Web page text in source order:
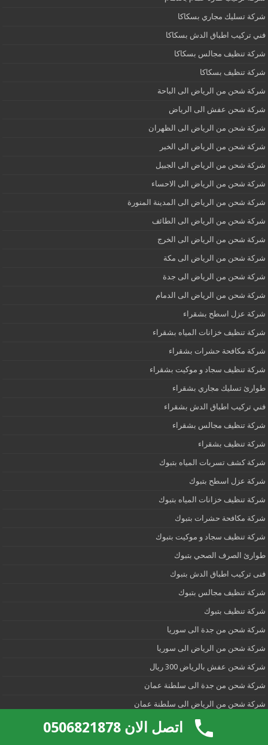
شركة تسليك مجاري بسكاكا
فني تركيب اطباق الدش بسكاكا
شركة تنظيف مجالس بسكاكا
شركة تنظيف بسكاكا
شركة شحن من الرياض الى الباحة
شركة شحن عفش الى الرياض
شركة شحن من الرياض الى الظهران
شركة شحن من الرياض الى الخبر
شركة شحن من الرياض الى الجبيل
شركة شحن من الرياض الى الاحساء
شركة شحن من الرياض الى المدينة المنورة
شركة شحن من الرياض الى الطائف
شركة شحن من الرياض الى الخرج
شركة شحن من الرياض الى مكة
شركة شحن من الرياض الى جدة
شركة شحن من الرياض الى الدمام
شركة عزل اسطح بشقراء
شركة تنظيف خزانات المياه بشقراء
شركة مكافحة حشرات بشقراء
شركة تنظيف سجاد و موكيت بشقراء
طوارئ تسليك مجاري بشقراء
فني تركيب اطباق الدش بشقراء
شركة تنظيف مجالس بشقراء
شركة تنظيف بشقراء
شركة كشف تسربات المياه بتبوك
شركة عزل اسطح بتبوك
شركة تنظيف خزانات المياه بتبوك
شركة مكافحة حشرات بتبوك
شركة تنظيف سجاد و موكيت بتبوك
طوارئ الصرف الصحي بتبوك
فنى تركيب اطباق الدش بتبوك
شركة تنظيف مجالس بتبوك
شركة تنظيف بتبوك
شركة شحن من جدة الى سوريا
شركة شحن من الرياض الى سوريا
شركة شحن عفش بالرياض 300 ريال
شركة شحن من جدة الى سلطنة عمان
شركة شحن من الرياض الى سلطنة عمان
شركة شحن من جدة الى الاردناتصل الان 0506821878